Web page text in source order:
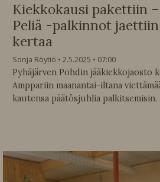
Kiekkokausi pakettiin
Peliä -palkinnot
kertaa
Sonja Röytiö 2.5.2025
07:00
Pyhäjärven Pohdin jääkiekkojaosto
Amppariin maanantai-iltana
kautensa päätösjuhlia palkitsemisin.